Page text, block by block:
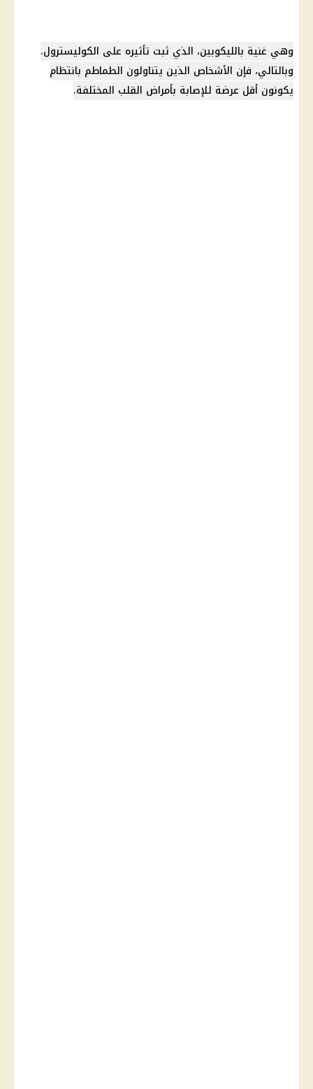
وهي غنية بالليكوبين، الذي ثبت تأثيره على الكوليسترول.
وبالتالي، فإن الأشخاص الذين يتناولون الطماطم بانتظام
يكونون أقل عرضة للإصابة بأمراض القلب المختلفة.